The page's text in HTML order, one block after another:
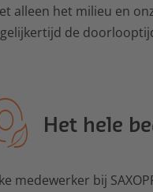
alleen het milieu en
de
Het hele
medewerker bij